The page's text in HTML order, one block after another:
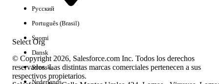
No hay resultados
Select Org
Русский
Português (Brasil)
Suomi
Dansk
Svenska
Nederlands
© Copyright 2026, Salesforce.com Inc. Todos los derechos
reservados. Las distintas marcas comerciales pertenecen a sus
respectivos propietarios.